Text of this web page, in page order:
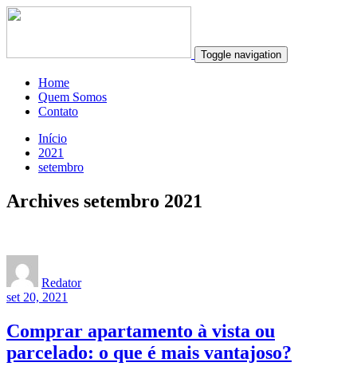
Toggle navigation
Home
Quem Somos
Contato
Início
2021
setembro
Archives setembro 2021
Redator
set 20, 2021
Comprar apartamento à vista ou
parcelado: o que é mais vantajoso?